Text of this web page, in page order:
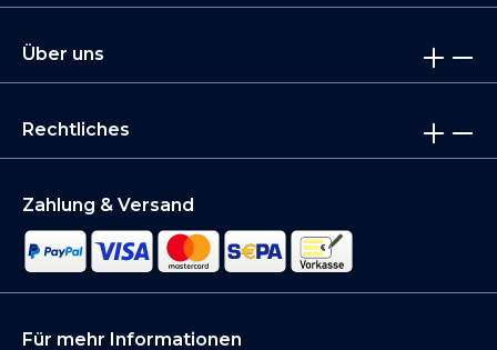
Über uns
Rechtliches
Zahlung & Versand
Für mehr Informationen